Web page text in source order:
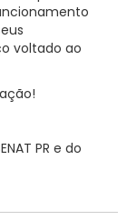
voltado ao
PR e do